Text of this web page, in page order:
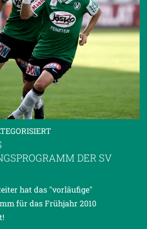
DER SV
hat das "vorläufige"
für das Frühjahr 2010